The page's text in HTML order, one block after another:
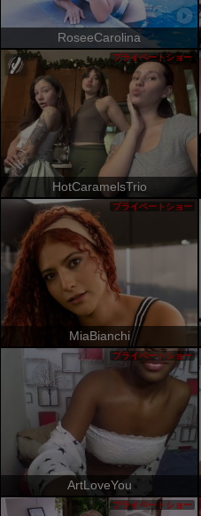
RoseeCarolina
HotCaramelsTrio
プライベートショー
MiaBianchi
プライベートショー
ArtLoveYou
プライベートショー
プライベートショー